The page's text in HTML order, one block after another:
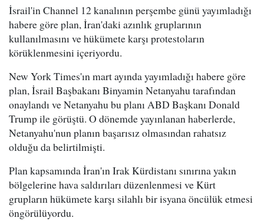
İsrail'in Channel 12 kanalının perşembe günü yayımladığı
habere göre plan, İran'daki azınlık gruplarının
kullanılmasını ve hükümete karşı protestoların
körüklenmesini içeriyordu.
New York Times'ın mart ayında yayımladığı habere göre
plan, İsrail Başbakanı Binyamin Netanyahu tarafından
onaylandı ve Netanyahu bu planı ABD Başkanı Donald
Trump ile görüştü. O dönemde yayınlanan haberlerde,
Netanyahu'nun planın başarısız olmasından rahatsız
olduğu da belirtilmişti.
Plan kapsamında İran'ın Irak Kürdistanı sınırına yakın
bölgelerine hava saldırıları düzenlenmesi ve Kürt
grupların hükümete karşı silahlı bir isyana öncülük etmesi
öngörülüyordu.